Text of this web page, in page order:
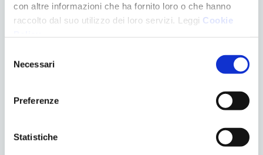
con altre informazioni che ha fornito loro o che hanno
raccolto dal suo utilizzo dei loro servizi. Leggi Cookie
delNecessari
Preferenze
Statistiche
CATEGORIE